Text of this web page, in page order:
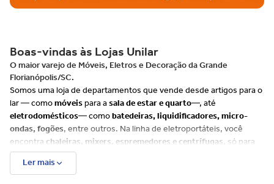
Boas-vindas às Lojas Unilar
O maior varejo de Móveis, Eletros e Decoração da Grande
Florianópolis/SC.
Somos uma loja de departamentos que vende desde artigos para o
lar — comomóveispara asala de estar e quarto—, até
eletrodomésticos— comobatedeiras, liquidificadores, micro-
ondas, fogões, entre outros. Na linha de eletroportáteis, você
encontrachaleiras, mixers, espremedores e centrífugas , só para
citar alguns exemplos.
Além disso, há muitos itens para
uma ampla variedade de produtos de cuidados com
Ler mais